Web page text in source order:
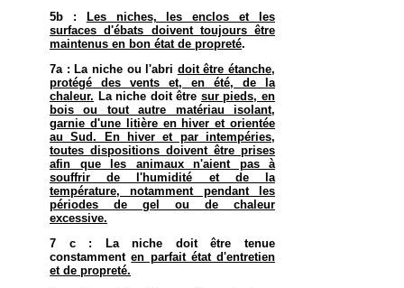
5b :
Les niches, les enclos et les
surfaces d'ébats doivent toujours être
maintenus en bon état de propreté.
7a : La niche ou l'abri doit être étanche,
protégé des vents et, en été, de la
chaleur. La niche doit être sur pieds, en
bois ou tout autre matériau isolant,
garnie d'une litière en hiver et orientée
au Sud. En hiver et par intempéries,
toutes dispositions doivent être prises
afin que les animaux n'aient pas à
souffrir de l'humidité et de la
température, notamment pendant les
périodes de gel ou de chaleur
excessive.
7 c : La niche doit être tenue
constammenten parfait état d'entretien
et de propreté.